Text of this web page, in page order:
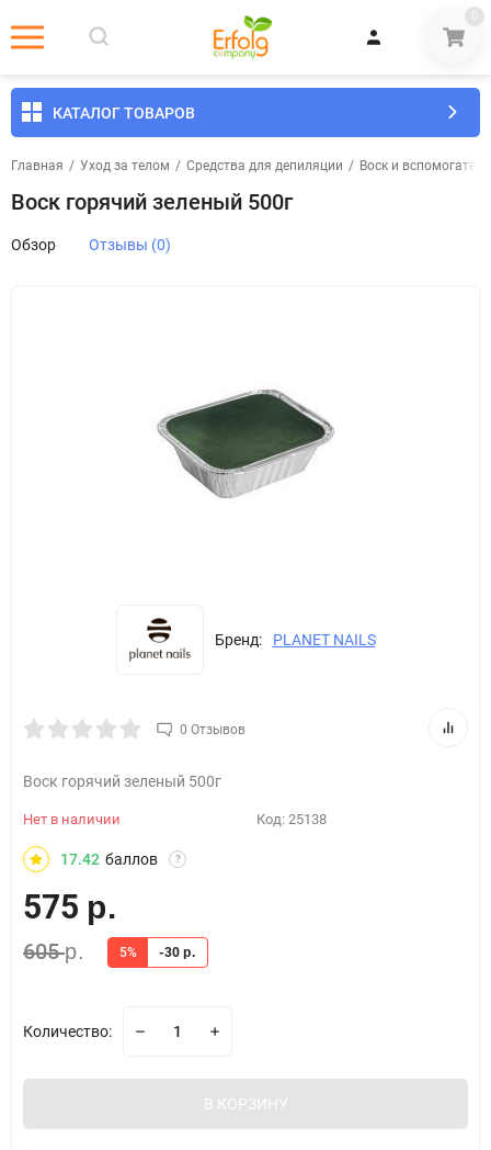
0
КАТАЛОГ ТОВАРОВ
Главная / Уход за телом / Средства для депиляции / Воск и
Воск горячий зеленый 500г
Обзор Отзывы (0)
Бренд: PLANET NAILS
0 Отзывов
Воск горячий зеленый 500г
Нет в наличии Код: 25138
17.42 баллов ?
575 р.
605р. 5% -30 р.
Количество:
В КОРЗИНУ